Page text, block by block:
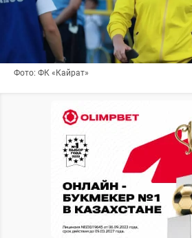
Фото: ФК «Кайрат»